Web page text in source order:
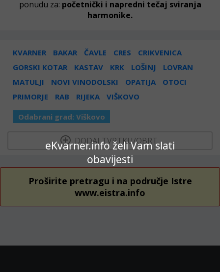
eKvarner.info želi Vam slati
obavijesti
ponudu za: početnički i napredni tečaj sviranja
harmonike.
KVARNER BAKAR ČAVLE CRES
CRIKVENICA
GORSKI KOTAR
KASTAV KRK LOŠINJ
LOVRAN
MATULJI
NOVI VINODOLSKI OPATIJA
OTOCI
PRIMORJE
RAB RIJEKA VIŠKOVO
Odabrani grad: Viškovo
DODAJ TVRTKU/OBRT
Proširite pretragu i na područje Istre
www.eistra.info